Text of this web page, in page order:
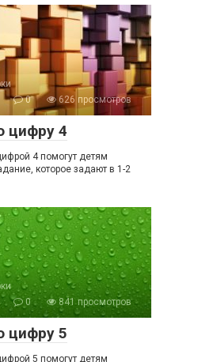
0
626 просмотров
цифру 4
4 помогут детям
которое задают в 1-2
0
841 просмотров
цифру 5
5 помогут детям